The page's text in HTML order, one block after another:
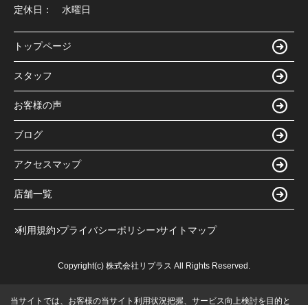
定休日： 水曜日
トップページ
スタッフ
お客様の声
ブログ
アクセスマップ
店舗一覧
利用規約 プライバシーポリシー サイトマップ
Copyright(c) 株式会社リプラス All Rights Reserved.
当サイトでは、お客様の当サイト利用状況把握、サービス向上検討を目的と